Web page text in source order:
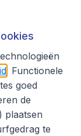
. Functionele
goed
de
) plaatsen
te